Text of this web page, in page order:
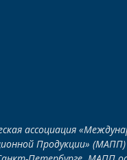
ассоциация
Продукции» (МАПП)